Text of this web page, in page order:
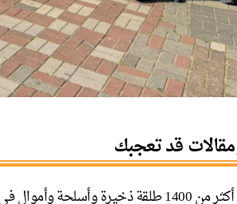
قد تعجبك
وأموال في رهط واعتقال 8 مشتبهين